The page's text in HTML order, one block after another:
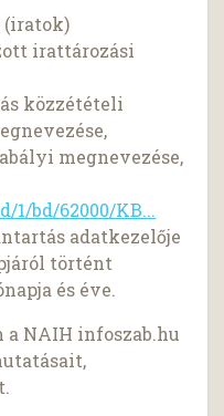
(iratok)
irattározási
közzétételi
megnevezése,
1/bd/62000/KB...
adatkezelője
történt
és éve.
a NAIH infoszab.hu